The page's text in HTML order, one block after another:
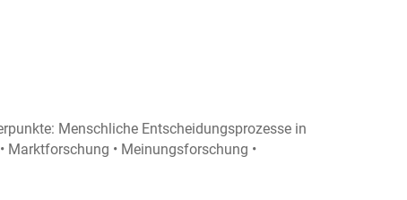
Menschliche Entscheidungsprozesse in
Marktforschung • Meinungsforschung •